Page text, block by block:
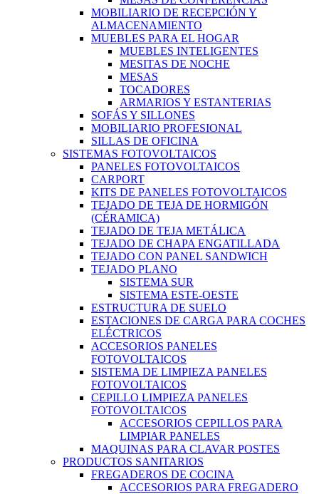
MOBILIARIO DE RECEPCIÓN Y
ALMACENAMIENTO
MUEBLES PARA EL HOGAR
MUEBLES INTELIGENTES
MESITAS DE NOCHE
MESAS
TOCADORES
ARMARIOS Y ESTANTERIAS
SOFÁS Y SILLONES
MOBILIARIO PROFESIONAL
SILLAS DE OFICINA
SISTEMAS FOTOVOLTAICOS
PANELES FOTOVOLTAICOS
CARPORT
KITS DE PANELES FOTOVOLTAICOS
TEJADO DE TEJA DE HORMIGÓN
(CÉRAMICA)
TEJADO DE TEJA METÁLICA
TEJADO DE CHAPA ENGATILLADA
TEJADO CON PANEL SANDWICH
TEJADO PLANO
SISTEMA SUR
SISTEMA ESTE-OESTE
ESTRUCTURA DE SUELO
ESTACIONES DE CARGA PARA COCHES
ELÉCTRICOS
ACCESORIOS PANELES
FOTOVOLTAICOS
SISTEMA DE LIMPIEZA PANELES
FOTOVOLTAICOS
CEPILLO LIMPIEZA PANELES
FOTOVOLTAICOS
ACCESORIOS CEPILLOS PARA
LIMPIAR PANELES
MAQUINAS PARA CLAVAR POSTES
PRODUCTOS SANITARIOS
FREGADEROS DE COCINA
ACCESORIOS PARA FREGADERO